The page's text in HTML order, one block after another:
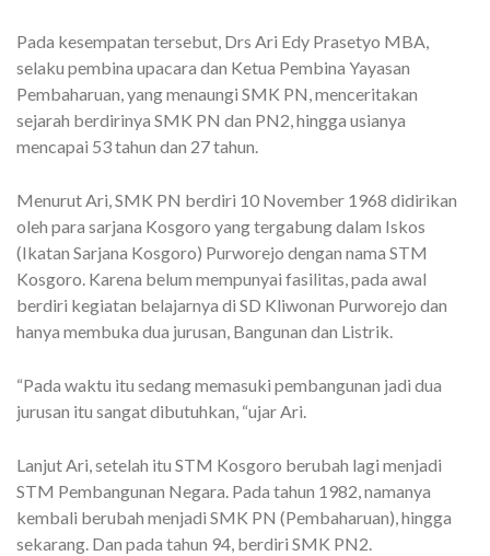
Pada kesempatan tersebut, Drs Ari Edy Prasetyo MBA,
selaku pembina upacara dan Ketua Pembina Yayasan
Pembaharuan, yang menaungi SMK PN, menceritakan
sejarah berdirinya SMK PN dan PN2, hingga usianya
mencapai 53 tahun dan 27 tahun.
Menurut Ari, SMK PN berdiri 10 November 1968 didirikan
oleh para sarjana Kosgoro yang tergabung dalam Iskos
(Ikatan Sarjana Kosgoro) Purworejo dengan nama STM
Kosgoro. Karena belum mempunyai fasilitas, pada awal
berdiri kegiatan belajarnya di SD Kliwonan Purworejo dan
hanya membuka dua jurusan, Bangunan dan Listrik.
“Pada waktu itu sedang memasuki pembangunan jadi dua
jurusan itu sangat dibutuhkan, “ujar Ari.
Lanjut Ari, setelah itu STM Kosgoro berubah lagi menjadi
STM Pembangunan Negara. Pada tahun 1982, namanya
kembali berubah menjadi SMK PN (Pembaharuan), hingga
sekarang. Dan pada tahun 94, berdiri SMK PN2.